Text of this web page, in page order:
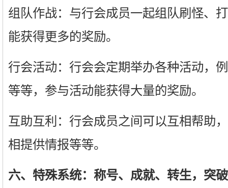
组队作战：与行会成员一起组队刷怪、
能获得更多的奖励。
行会活动：行会会定期举办各种活动，
等等，参与活动能获得大量的奖励。
互助互利：行会成员之间可以互相帮助
相提供情报等等。
六、特殊系统：称号、成就、转生，突